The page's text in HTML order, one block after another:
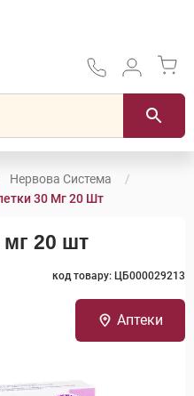
Нервова Система
30 Мг 20 Шт
мг 20 шт
код товару: ЦБ000029213
Аптеки